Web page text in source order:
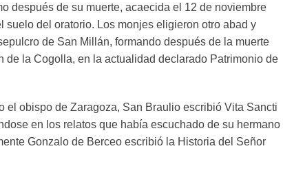
después de su muerte, acaecida el 12 de noviembre
suelo del oratorio. Los monjes eligieron otro abad y
de San Millán, formando después de la muerte
la Cogolla, en la actualidad declarado Patrimonio de
el obispo de Zaragoza, San Braulio escribió Vita Sancti
en los relatos que había escuchado de su hermano
Gonzalo de Berceo escribió la Historia del Señor